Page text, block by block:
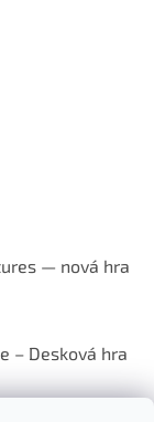
— nová hra
– Desková hra